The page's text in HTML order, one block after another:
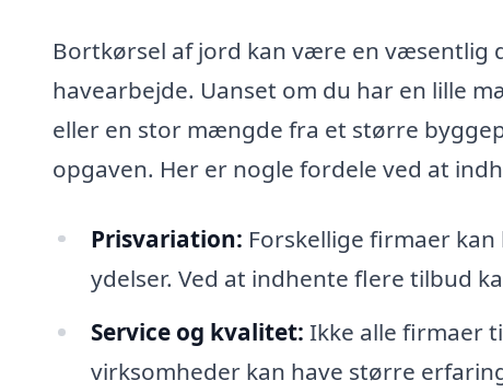
Bortkørsel af jord kan være en væsentlig
havearbejde. Uanset om du har en lille
eller en stor mængde fra et større
opgaven. Her er nogle fordele ved at
Prisvariation: Forskellige firmaer
ydelser. Ved at indhente flere tilbud
Service og kvalitet: Ikke alle firmaer
virksomheder kan have større